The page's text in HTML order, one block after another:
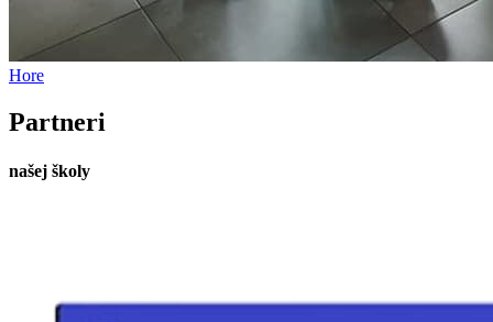
Hore
Partneri
našej školy